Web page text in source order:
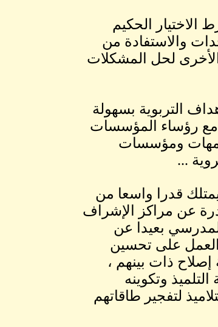
الحكيم
والاستفادة من
لحل المشكلات
التربوية بسهولة
مع رؤساء المؤسسات
ومؤسسات
...
يمتلك قدرا واسعا من
عن مراكز الإشراف
بعيدا عن
العمل على تحسين
إصلاح ذات بينهم ،
وتكوينه
لتفجير طاقاتهم